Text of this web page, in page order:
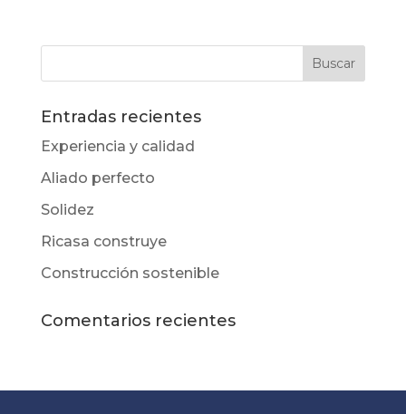
Entradas recientes
Experiencia y calidad
Aliado perfecto
Solidez
Ricasa construye
Construcción sostenible
Comentarios recientes